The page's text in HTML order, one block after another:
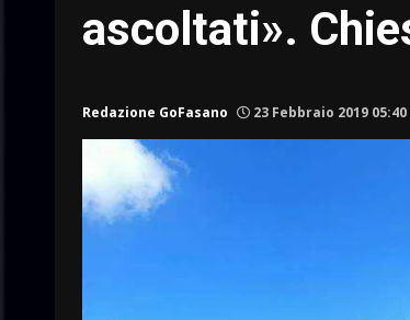
ascoltati».
Redazione GoFasano 23 Febbraio 2019 05:40